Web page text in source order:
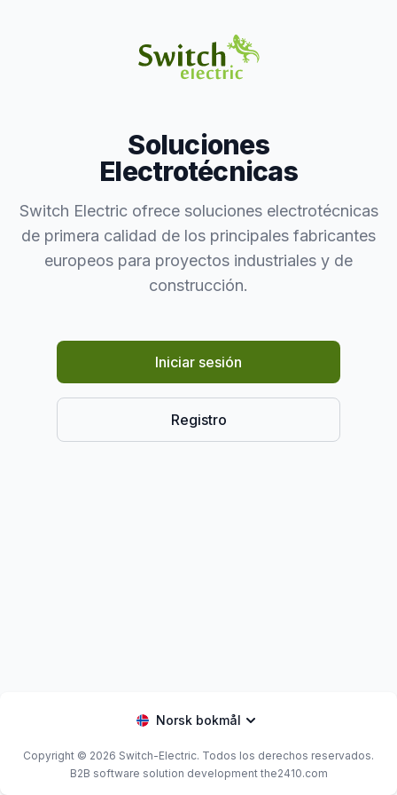
Soluciones
Electrotécnicas
Switch Electric ofrece soluciones electrotécnicas
de primera calidad de los principales fabricantes
europeos para proyectos industriales y de
construcción.
Iniciar sesión
Registro
Norsk bokmål
Copyright © 2026 Switch-Electric. Todos los derechos reservados.
B2B software solution development the2410.com